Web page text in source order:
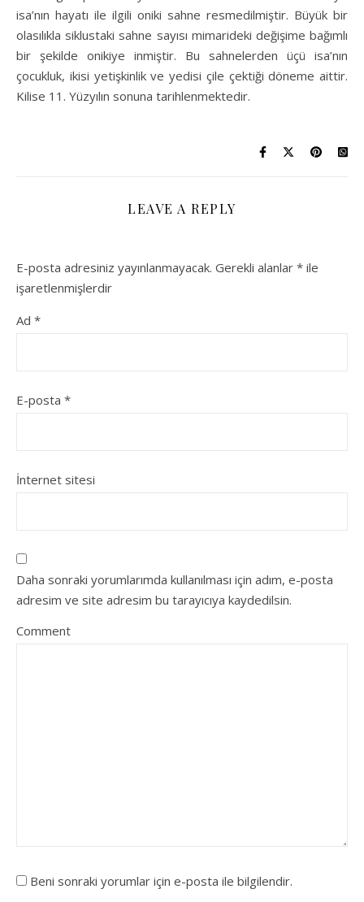
isa’nın hayatı ile ilgili oniki sahne resmedilmiştir. Büyük bir
olasılıkla siklustaki sahne sayısı mimarideki değişime bağımlı
bir şekilde onikiye inmiştir. Bu sahnelerden üçü isa’nın
çocukluk, ikisi yetişkinlik ve yedisi çile çektiği döneme aittir.
Kilise 11. Yüzyılın sonuna tarihlenmektedir.
LEAVE A REPLY
E-posta adresiniz yayınlanmayacak. Gerekli alanlar * ile
işaretlenmişlerdir
Ad *
E-posta *
İnternet sitesi
Daha sonraki yorumlarımda kullanılması için adım, e-posta
adresim ve site adresim bu tarayıcıya kaydedilsin.
Comment
Beni sonraki yorumlar için e-posta ile bilgilendir.